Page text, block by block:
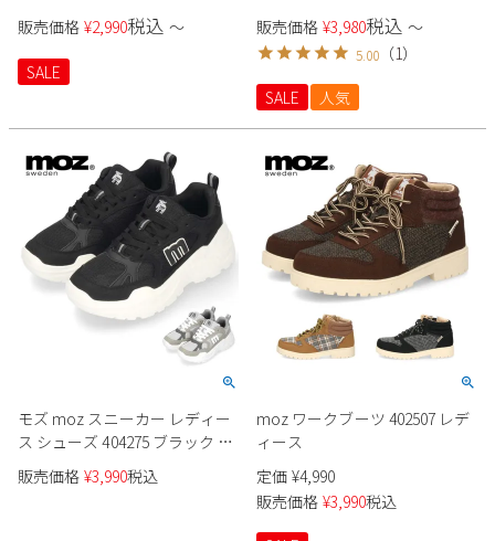
休業日 お問い合わせ窓口休業日
2026 年8月
日 木
2
6
10 11 14
15
16
17 18 20 21
22
23
24 25 27 28
29
30
31
2026 年9月
火 木
土
6
7 8 10 11
12
13
14 15 17
20
21 24
販売価格 ¥2,990税込 〜
SALE
販売価格 ¥3,980税込 〜
5.00 （1）
SALE
人気
モズ moz スニーカー レディー
ス シューズ 404275 ブラック グ
レー 厚底 軽量 カジュアル 靴 黒
販売価格 ¥3,990税込
moz ワークブーツ 402507 レデ
ィース
定価 ¥4,990
販売価格 ¥3,990税込